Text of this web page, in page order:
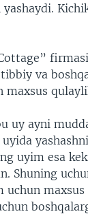
va
maxsus
uy ayni
uyim esa
Shuning
uchun